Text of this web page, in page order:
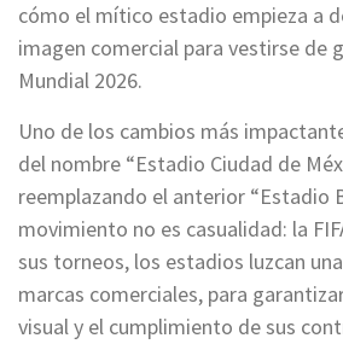
cómo el mítico estadio empieza a
imagen comercial para vestirse de
Mundial 2026.
Uno de los cambios más
del nombre “Estadio Ciudad de
reemplazando el anterior “Estadio
movimiento no es casualidad: la
sus torneos, los estadios luzcan
marcas comerciales, para
visual y el cumplimiento de sus